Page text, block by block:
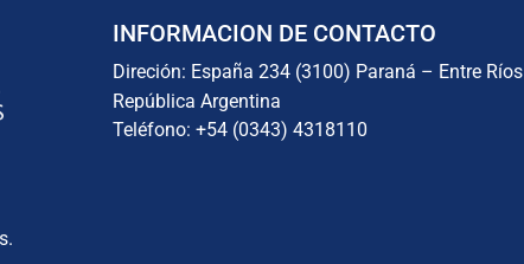
INFORMACION DE CONTACTO
Direción: España 234 (3100) Paraná – Entre Ríos
República Argentina
Teléfono: +54 (0343) 4318110